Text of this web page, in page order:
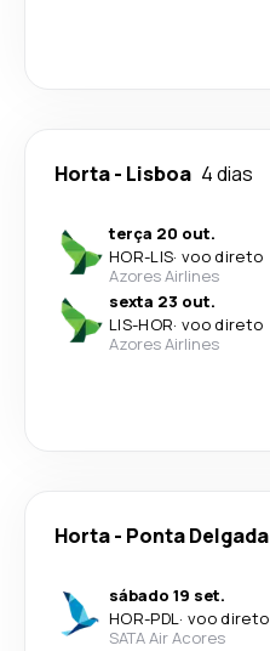
Horta- Lisboa 4 dias
terça 20 out.
HOR-LIS· voo direto
Azores Airlines
sexta 23 out.
LIS-HOR· voo direto
Azores Airlines
Horta- Ponta Delgada
sábado 19 set.
HOR-PDL· voo direto
SATA Air Acores